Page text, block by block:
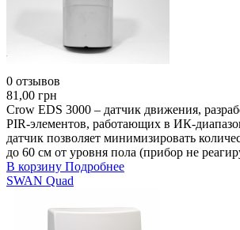
0 отзывов
81,00 грн
Crow EDS 3000 – датчик движения,
PIR-элементов, работающих в ИК-
датчик позволяет минимизировать
до 60 см от уровня пола (прибор не
В корзину Подробнее
SWAN Quad